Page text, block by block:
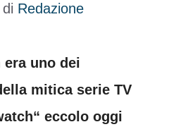
di Redazione
era uno dei
mitica serie TV
eccolo oggi